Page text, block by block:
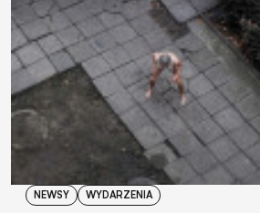
NEWSY WYDARZENIA